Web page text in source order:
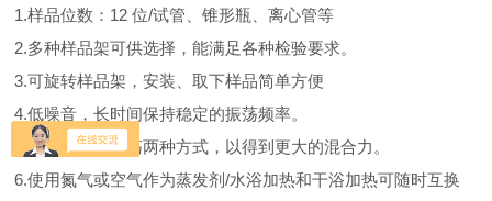
1.样品位数：12 位/试管、锥形瓶、离心管等
2.多种样品架可供选择，能满足各种检验要求。
3.可旋转样品架，安装、取下样品简单方便
4.低噪音，长时间保持稳定的振荡频率。
5.垂直和倾斜振荡两种方式，以得到更大的混合力。
6.使用氮气或空气作为蒸发剂/水浴加热和干浴加热可随时互换